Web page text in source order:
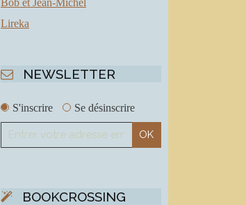
Bob et Jean-Michel
Lireka
NEWSLETTER
S'inscrire Se désinscrire
BOOKCROSSING